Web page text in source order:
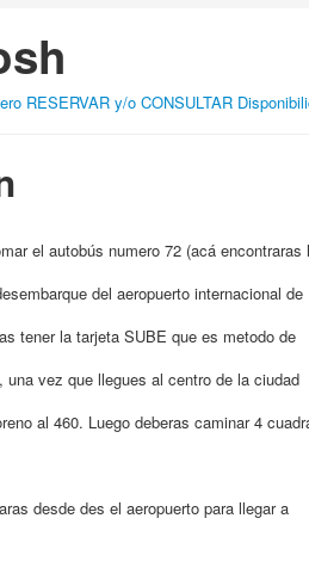
RESERVAR y/o CONSULTAR
el autobús numero 72 (acá encontraras
del aeropuerto internacional de
tener la tarjeta SUBE que es metodo de
vez que llegues al centro de la ciudad
al 460. Luego deberas caminar 4
desde des el aeropuerto para llegar a